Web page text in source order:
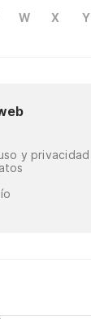
W X Y
y privacidad